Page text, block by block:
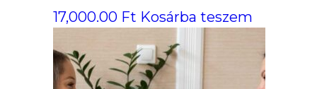
17,000.00 Ft Kosárba teszem